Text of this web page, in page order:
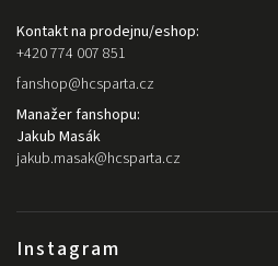
Instagram
Kontakt na prodejnu/eshop:
+420 774 007 851
fanshop@hcsparta.cz
Manažer fanshopu:
Jakub Masák
jakub.masak@hcsparta.cz